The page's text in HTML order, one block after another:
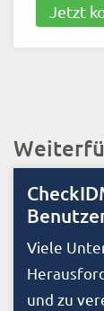
Jetzt
Viele
und zu